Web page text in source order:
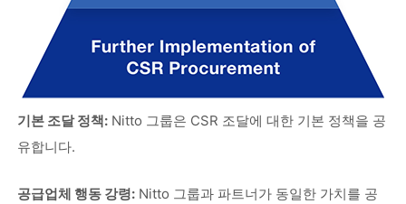
기본 조달 정책:Nitto 그룹은 CSR 조달에 대한 기본 정책을 공
유합니다.
공급업체 행동 강령:Nitto 그룹과 파트너가 동일한 가치를 공